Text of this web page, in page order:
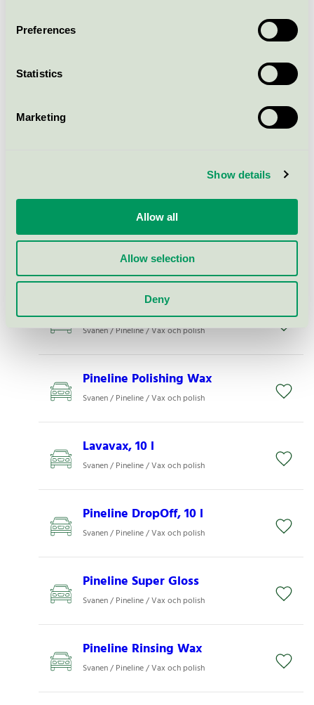
Preferences
Statistics
Marketing
Show details
Allow all
Allow selection
Deny
avfettningsmedel
Pineline Insect Remover
Svanen / Pineline / Insektsborttagning
Pineline Shine XL, 10 l
Svanen / Pineline / Vax och polish
Pineline Polishing Wax
Svanen / Pineline / Vax och polish
Lavavax, 10 l
Svanen / Pineline / Vax och polish
Pineline DropOff, 10 l
Svanen / Pineline / Vax och polish
Pineline Super Gloss
Svanen / Pineline / Vax och polish
Pineline Rinsing Wax
Svanen / Pineline / Vax och polish